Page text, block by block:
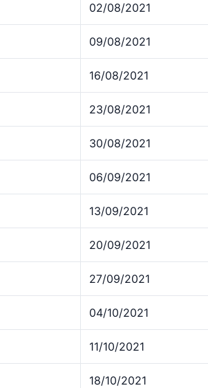
02/08/2021
09/08/2021
16/08/2021
23/08/2021
30/08/2021
06/09/2021
13/09/2021
20/09/2021
27/09/2021
04/10/2021
11/10/2021
18/10/2021